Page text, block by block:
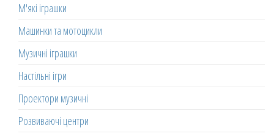
М'які іграшки
Машинки та мотоцикли
Музичні іграшки
Настільні ігри
Проектори музичні
Розвиваючі центри